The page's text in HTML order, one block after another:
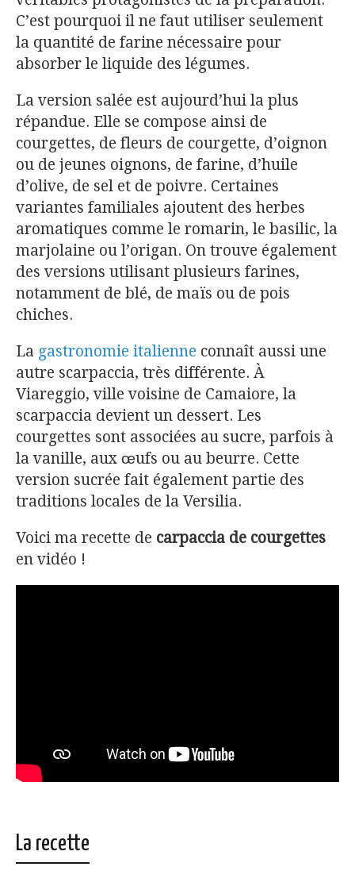
C’est pourquoi il ne faut utiliser seulement
la quantité de farine nécessaire pour
absorber le liquide des légumes.
La version salée est aujourd’hui la plus
répandue. Elle se compose ainsi de
courgettes, de fleurs de courgette, d’oignon
ou de jeunes oignons, de farine, d’huile
d’olive, de sel et de poivre. Certaines
variantes familiales ajoutent des herbes
aromatiques comme le romarin, le basilic, la
marjolaine ou l’origan. On trouve également
des versions utilisant plusieurs farines,
notamment de blé, de maïs ou de pois
chiches.
La gastronomie italienne connaît aussi une
autre scarpaccia, très différente. À
Viareggio, ville voisine de Camaiore, la
scarpaccia devient un dessert. Les
courgettes sont associées au sucre, parfois à
la vanille, aux œufs ou au beurre. Cette
version sucrée fait également partie des
traditions locales de la Versilia.
Voici ma recette de carpaccia de courgettes
en vidéo !
La recette